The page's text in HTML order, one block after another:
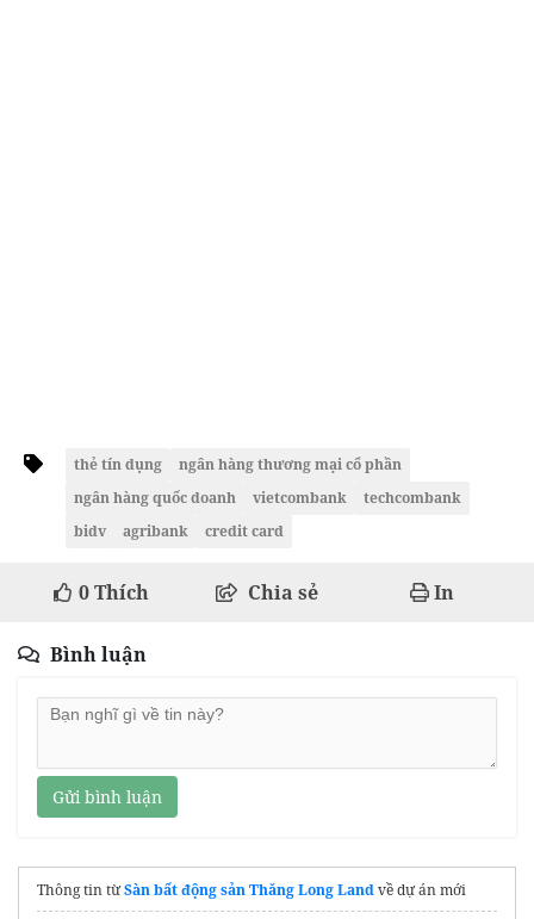
thẻ tín dụng
ngân hàng thương mại cổ phần
ngân hàng quốc doanh
vietcombank
techcombank
bidv
agribank credit card
0Thích Chia sẻ In
Bình luận
Gửi bình luận
Thông tin từSàn bất động sản Thăng Long Landvề dự án mới